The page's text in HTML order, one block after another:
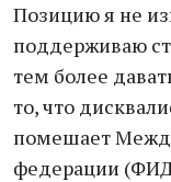
Позицию я не
поддерживаю
тем более
то, что
помешает
федерации